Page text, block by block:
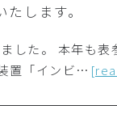
します。
した。 本年も
置「インビ…